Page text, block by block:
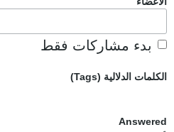
بدء مشاركات فقط
الكلمات الدلالية (Tags)
Answered